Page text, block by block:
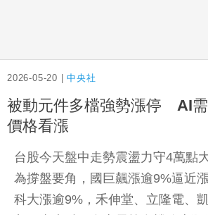
2026-05-20 |中央社
被動元件多檔強勢漲停 AI
價格看漲
台股今天盤中走勢震盪力守4萬點
為撐盤要角，國巨飆漲逾9%逼近
科大漲逾9%，禾伸堂、立隆電、